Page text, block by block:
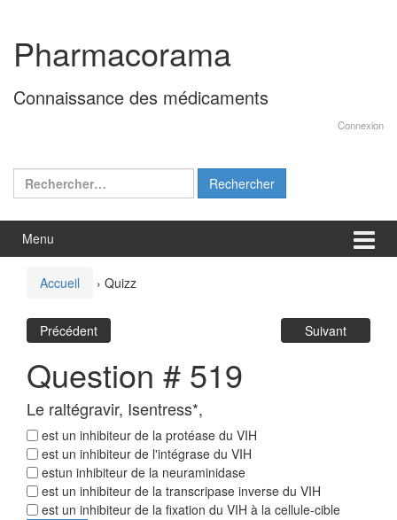
contenu
menu
principal
Pharmacorama
Connaissance des médicaments
Connexion
Rechercher :
Menu
Accueil › Quizz
Précédent Suivant
Question # 519
Le raltégravir, Isentress*,
est un inhibiteur de la protéase du VIH
est un inhibiteur de l'intégrase du VIH
estun inhibiteur de la neuraminidase
est un inhibiteur de la transcripase inverse du VIH
est un inhibiteur de la fixation du VIH à la cellule-cible